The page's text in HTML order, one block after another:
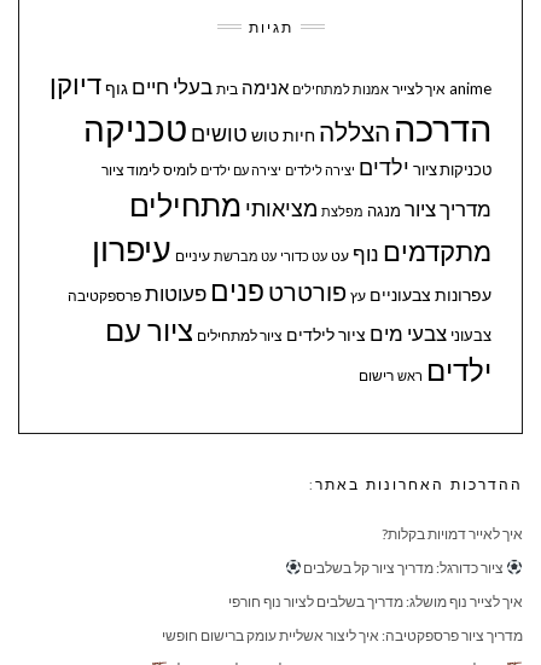
תגיות
anime איך לצייר אמנות למתחילים אנימה בית בעלי חיים גוףדיוקן
הדרכה הצללה חיותטוש טושים טכניקה
טכניקות ציור ילדים יצירה לילדים יצירה עם ילדים לומיס לימוד ציור
מדריך ציור מנגה מפלצת מציאותי מתחילים
מתקדמים נוף עט עט כדורי עט מברשת עיניים עיפרון
עפרונות צבעוניים עץ פורטרט פנים פעוטות פרספקטיבה
צבעוני צבעי מים ציור לילדים ציור למתחילים ציור עם
ילדים ראש רישום
ההדרכות האחרונות באתר:
איך לאייר דמויות בקלות?
ציור כדורגל: מדריך ציור קל בשלבים
איך לצייר נוף מושלג: מדריך בשלבים לציור נוף חורפי
מדריך ציור פרספקטיבה: איך ליצור אשליית עומק ברישום חופשי